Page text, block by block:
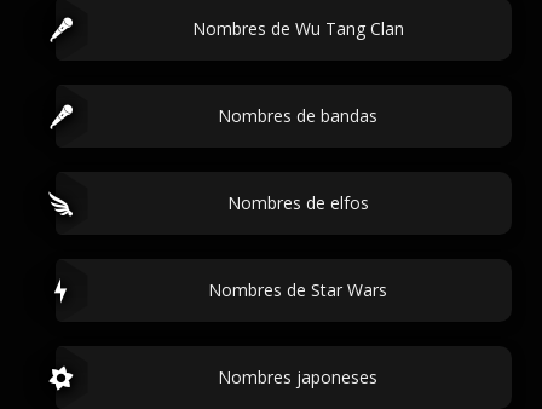
Nombres de Wu Tang Clan
Nombres de bandas
Nombres de elfos
Nombres de Star Wars
Nombres japoneses